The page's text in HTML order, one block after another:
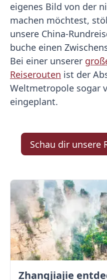
eigenes Bild von der
machen möchtest,
unsere China-
buche einen
Bei einer unserer
Reiserouten ist der
Weltmetropole sogar
eingeplant.
Schau dir unsere